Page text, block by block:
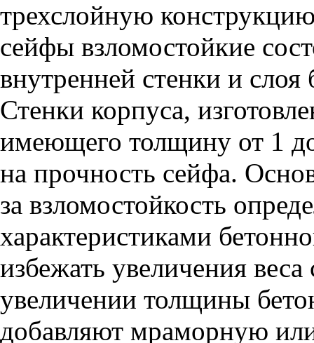
трехслойную
сейфы взломостойкие
внутренней стенки и
Стенки корпуса,
имеющего толщину от 1
на прочность сейфа.
за взломостойкость
характеристиками
избежать увеличения
увеличении толщины
добавляют мраморную